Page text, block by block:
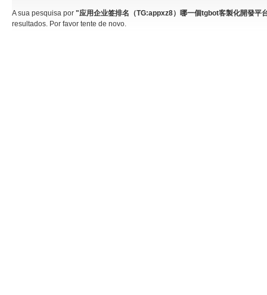
A sua pesquisa por "应用企业签排名（TG:appxz8）哪一個tgbot客製化開發平
resultados. Por favor tente de novo.